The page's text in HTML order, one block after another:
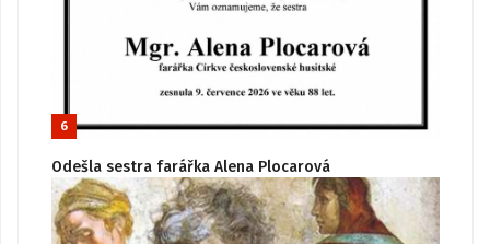
6
Odešla sestra farářka Alena Plocarová